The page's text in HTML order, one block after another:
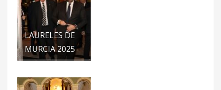
LAURELES DE
MURCIA 2025